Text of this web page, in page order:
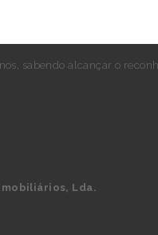
sabendo alcançar o
Lda.